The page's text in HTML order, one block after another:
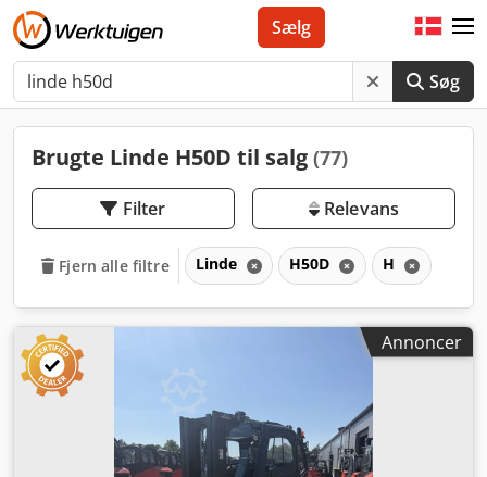
Søg
Sælg
Brugte Linde H50D til salg (77)
Filter Relevans
Fjern alle filtre Linde H50D H
Annoncer